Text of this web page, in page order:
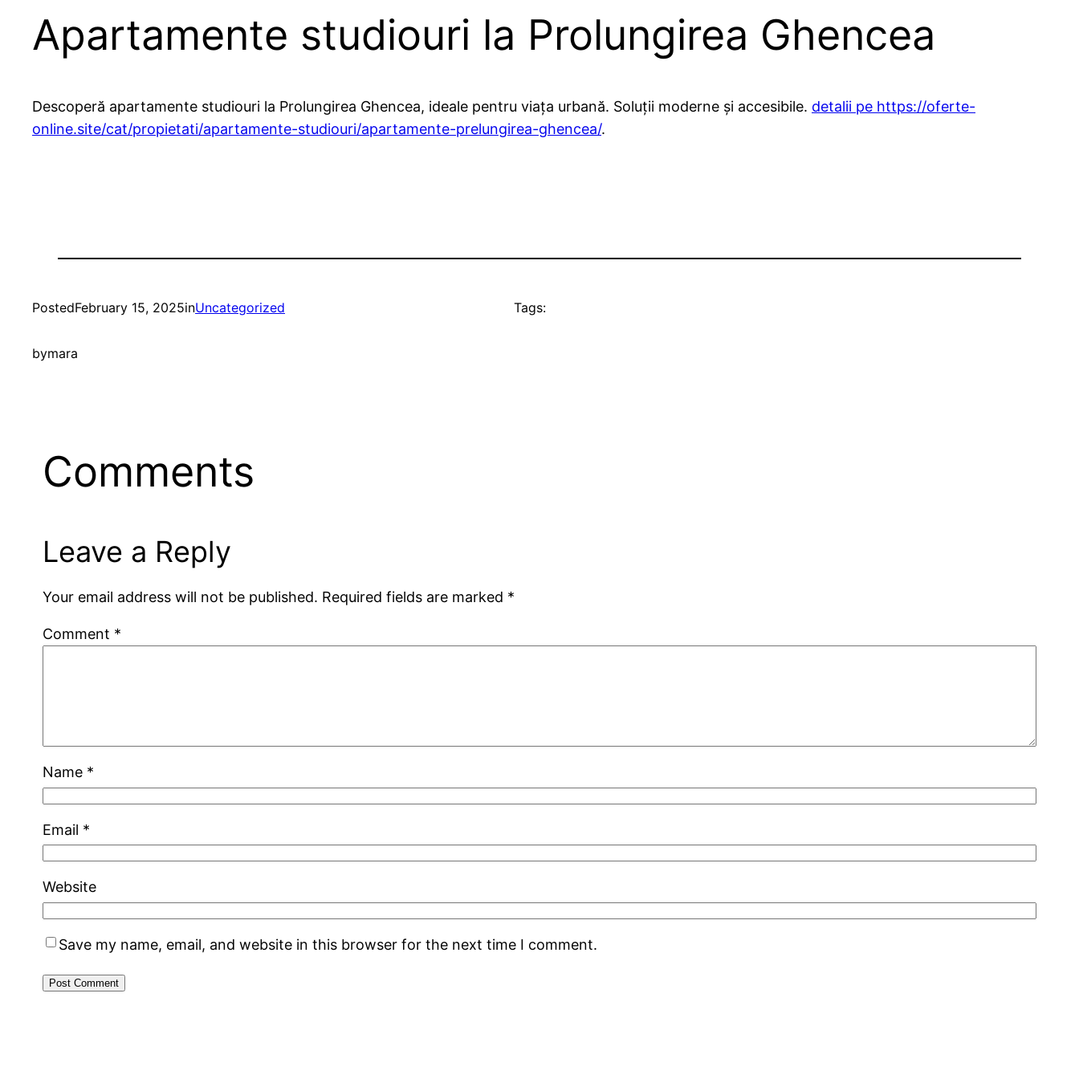
Apartamente studiouri la Prolungirea Ghencea
Descoperă apartamente studiouri la Prolungirea Ghencea, ideale pentru viața urbană. Soluții moderne și accesibile. detalii pe https://oferte-
online.site/cat/propietati/apartamente-studiouri/apartamente-prelungirea-ghencea/.
PostedFebruary 15, 2025inUncategorized
bymara
Tags:
Comments
Leave a Reply
Your email address will not be published. Required fields are marked *
Comment *
Name *
Email *
Website
Save my name, email, and website in this browser for the next time I comment.